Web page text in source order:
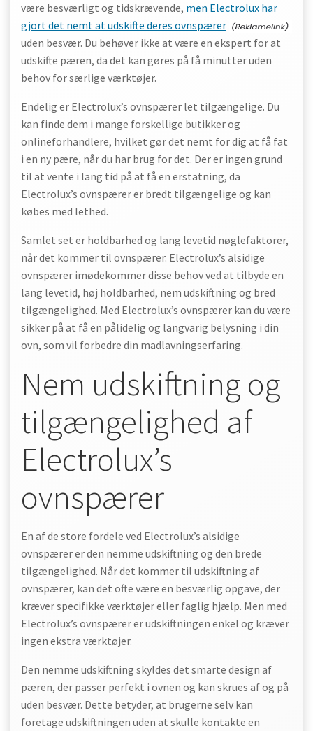
være besværligt og tidskrævende, men Electrolux har
gjort det nemt at udskifte deres ovnspærer
uden besvær. Du behøver ikke at være en ekspert for at
udskifte pæren, da det kan gøres på få minutter uden
behov for særlige værktøjer.
Endelig er Electrolux’s ovnspærer let tilgængelige. Du
kan finde dem i mange forskellige butikker og
onlineforhandlere, hvilket gør det nemt for dig at få fat
i en ny pære, når du har brug for det. Der er ingen grund
til at vente i lang tid på at få en erstatning, da
Electrolux’s ovnspærer er bredt tilgængelige og kan
købes med lethed.
Samlet set er holdbarhed og lang levetid nøglefaktorer,
når det kommer til ovnspærer. Electrolux’s alsidige
ovnspærer imødekommer disse behov ved at tilbyde en
lang levetid, høj holdbarhed, nem udskiftning og bred
tilgængelighed. Med Electrolux’s ovnspærer kan du være
sikker på at få en pålidelig og langvarig belysning i din
ovn, som vil forbedre din madlavningserfaring.
Nem udskiftning og
tilgængelighed af
Electrolux’s
ovnspærer
En af de store fordele ved Electrolux’s alsidige
ovnspærer er den nemme udskiftning og den brede
tilgængelighed. Når det kommer til udskiftning af
ovnspærer, kan det ofte være en besværlig opgave, der
kræver specifikke værktøjer eller faglig hjælp. Men med
Electrolux’s ovnspærer er udskiftningen enkel og kræver
ingen ekstra værktøjer.
Den nemme udskiftning skyldes det smarte design af
pæren, der passer perfekt i ovnen og kan skrues af og på
uden besvær. Dette betyder, at brugerne selv kan
foretage udskiftningen uden at skulle kontakte en